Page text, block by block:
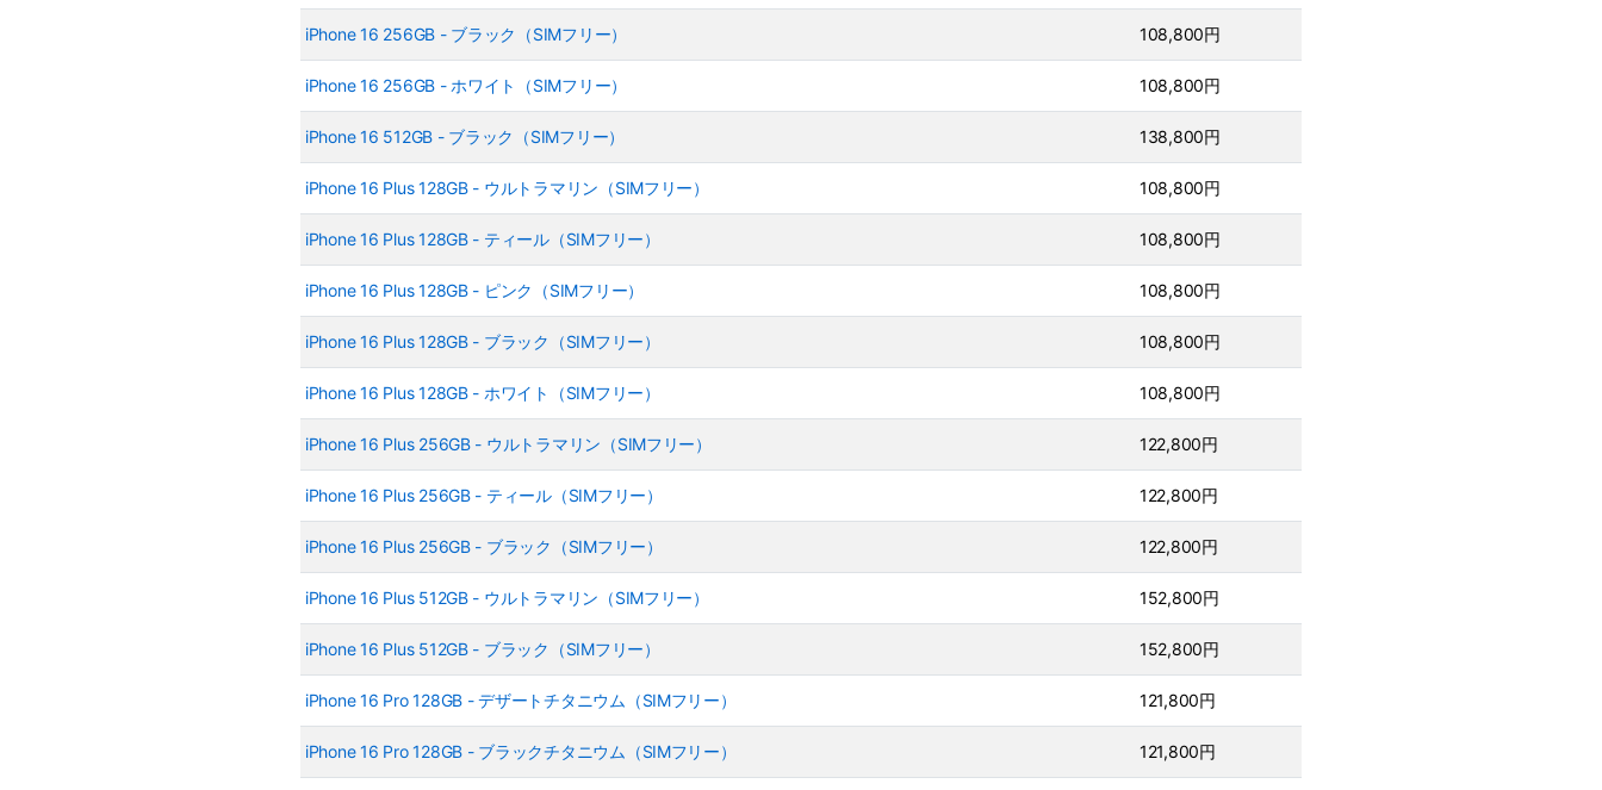
iPhone 16 256GB - ブラック（SIMフリー） 108,800円
iPhone 16 256GB - ホワイト（SIMフリー） 108,800円
iPhone 16 512GB - ブラック（SIMフリー） 138,800円
iPhone 16 Plus 128GB - ウルトラマリン（SIMフリー） 108,800円
iPhone 16 Plus 128GB - ティール（SIMフリー） 108,800円
iPhone 16 Plus 128GB - ピンク（SIMフリー） 108,800円
iPhone 16 Plus 128GB - ブラック（SIMフリー） 108,800円
iPhone 16 Plus 128GB - ホワイト（SIMフリー） 108,800円
iPhone 16 Plus 256GB - ウルトラマリン（SIMフリー） 122,800円
iPhone 16 Plus 256GB - ティール（SIMフリー） 122,800円
iPhone 16 Plus 256GB - ブラック（SIMフリー） 122,800円
iPhone 16 Plus 512GB - ウルトラマリン（SIMフリー） 152,800円
iPhone 16 Plus 512GB - ブラック（SIMフリー） 152,800円
iPhone 16 Pro 128GB - デザートチタニウム（SIMフリー） 121,800円
iPhone 16 Pro 128GB - ブラックチタニウム（SIMフリー） 121,800円